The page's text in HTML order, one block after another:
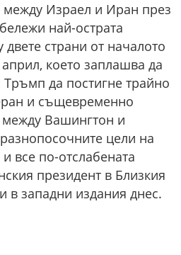
между Израел и Иран през
най-острата
страни от началото
което заплашва да
да постигне трайно
и същевременно
между Вашингтон и
цели на
все по-отслабената
президент в Близкия
в западни издания днес.